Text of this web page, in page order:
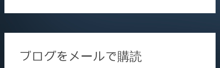
ブログをメールで購読